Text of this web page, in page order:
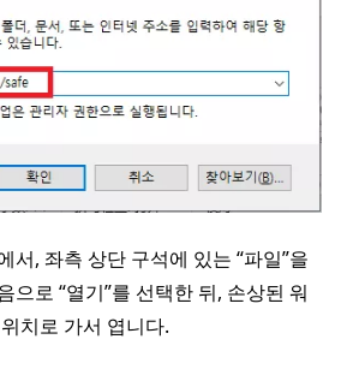
서, 좌측 상단 구석에 있는 “파일”을
으로 “열기”를 선택한 뒤, 손상된 워
치로 가서 엽니다.